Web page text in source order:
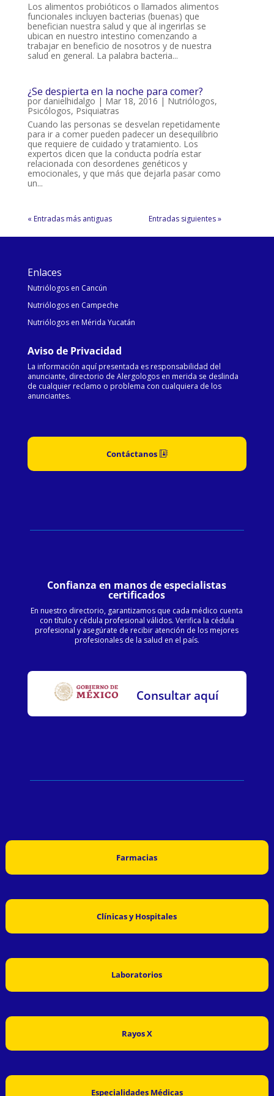
Los alimentos probióticos o llamados alimentos
funcionales incluyen bacterias (buenas) que
benefician nuestra salud y que al ingerirlas se
ubican en nuestro intestino comenzando a
trabajar en beneficio de nosotros y de nuestra
salud en general. La palabra bacteria...
¿Se despierta en la noche para comer?
por danielhidalgo | Mar 18, 2016 | Nutriólogos,
Psicólogos, Psiquiatras
Cuando las personas se desvelan repetidamente
para ir a comer pueden padecer un desequilibrio
que requiere de cuidado y tratamiento. Los
expertos dicen que la conducta podría estar
relacionada con desordenes genéticos y
emocionales, y que más que dejarla pasar como
un...
« Entradas más antiguas Entradas siguientes »
Enlaces
Nutriólogos en Cancún
Nutriólogos en Campeche
Nutriólogos en Mérida Yucatán
Aviso de Privacidad
La información aquí presentada es responsabilidad del
anunciante, directorio de Alergologos en merida se deslinda
de cualquier reclamo o problema con cualquiera de los
anunciantes.
Contáctanos
Confianza en manos de especialistas
certificados
En nuestro directorio, garantizamos que cada médico cuenta
con título y cédula profesional válidos. Verifica la cédula
profesional y asegúrate de recibir atención de los mejores
profesionales de la salud en el país.
Consultar aquí
Farmacias
Clínicas y Hospitales
Laboratorios
Rayos X
Especialidades Médicas